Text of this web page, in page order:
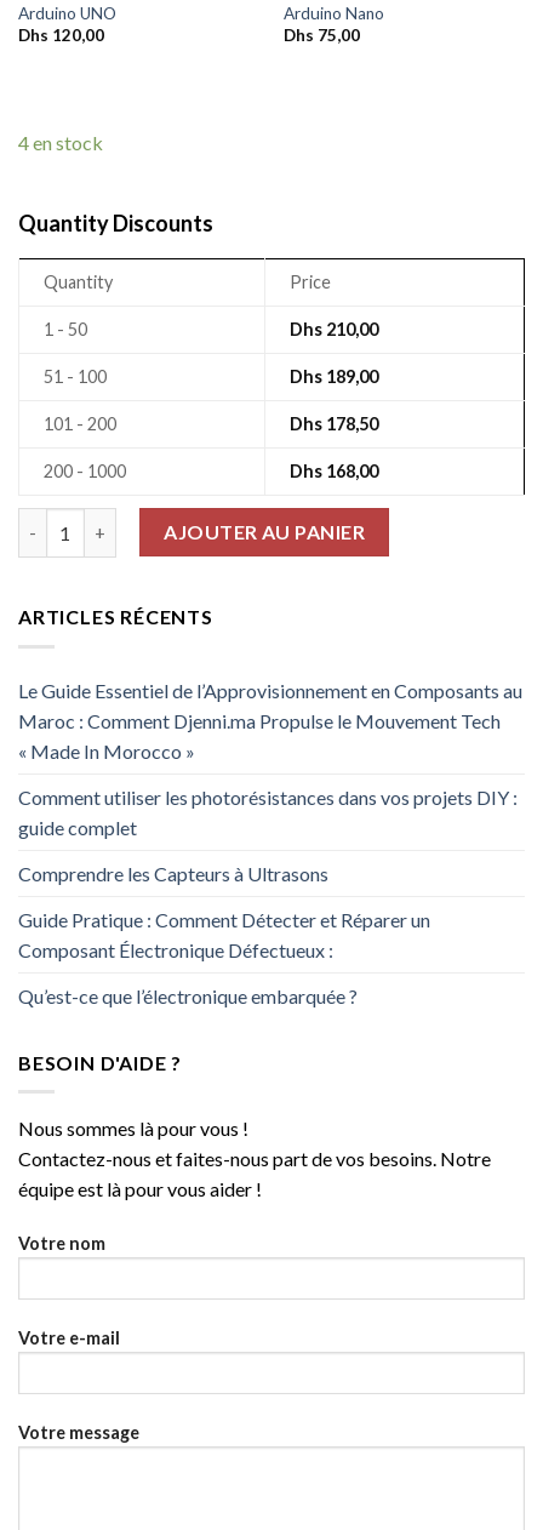
Arduino UNO
Dhs 120,00
Arduino Nano
Dhs 75,00
4 en stock
Quantity Discounts
Quantity Price
1 - 50 Dhs 210,00
51 - 100 Dhs 189,00
101 - 200 Dhs 178,50
200 - 1000 Dhs 168,00
quantité de Arduino MegaAJOUTER AU PANIER
ARTICLES RÉCENTS
Le Guide Essentiel de l’Approvisionnement en Composants au
Maroc : Comment Djenni.ma Propulse le Mouvement Tech
« Made In Morocco »
Comment utiliser les photorésistances dans vos projets DIY :
guide complet
Comprendre les Capteurs à Ultrasons
Guide Pratique : Comment Détecter et Réparer un
Composant Électronique Défectueux :
Qu’est-ce que l’électronique embarquée ?
BESOIN D'AIDE ?
Nous sommes là pour vous !
Contactez-nous et faites-nous part de vos besoins. Notre
équipe est là pour vous aider !
Votre nom
Votre e-mail
Votre message